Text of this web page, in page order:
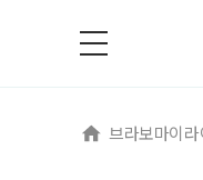
브라보마이라